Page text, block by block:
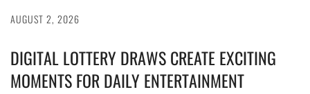
AUGUST 2, 2026
DIGITAL LOTTERY DRAWS CREATE EXCITING
MOMENTS FOR DAILY ENTERTAINMENT